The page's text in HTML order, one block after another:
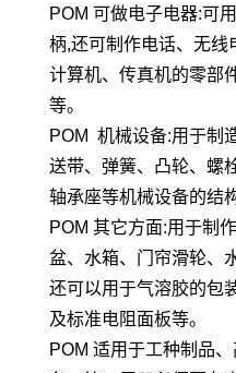
POM 可做电子电器:可
柄,还可制作电话、无线
计算机、传真机的零部
等。
POM 机械设备:用于制
送带、弹簧、凸轮、螺
轴承座等机械设备的结
POM 其它方面:用于制
盆、水箱、门帘滑轮、
还可以用于气溶胶的包
及标准电阻面板等。
POM 适用于工种制品